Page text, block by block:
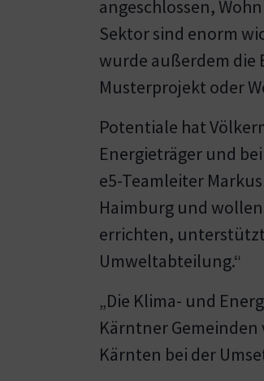
angeschlossen,
Sektor sind enorm
wurde außerdem die
Musterprojekt oder
Potentiale hat
Energieträger und
e5-Teamleiter
Haimburg und
errichten, unterstützt
Umweltabteilung.“
„Die Klima- und
Kärntner
Kärnten bei der